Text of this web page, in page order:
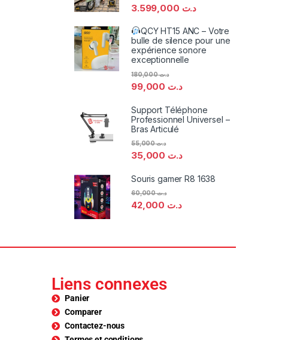
د.ت
QCY HT15 ANC – Votre
bulle de silence pour une
expérience sonore
exceptionnelle
د.ت
د.ت180,000
Support Téléphone
Professionnel Universel –
Bras Articulé
د.ت
د.ت55,000
Souris gamer R8 1638
د.ت
د.ت60,000
Liens connexes
Panier
Comparer
Contactez-nous